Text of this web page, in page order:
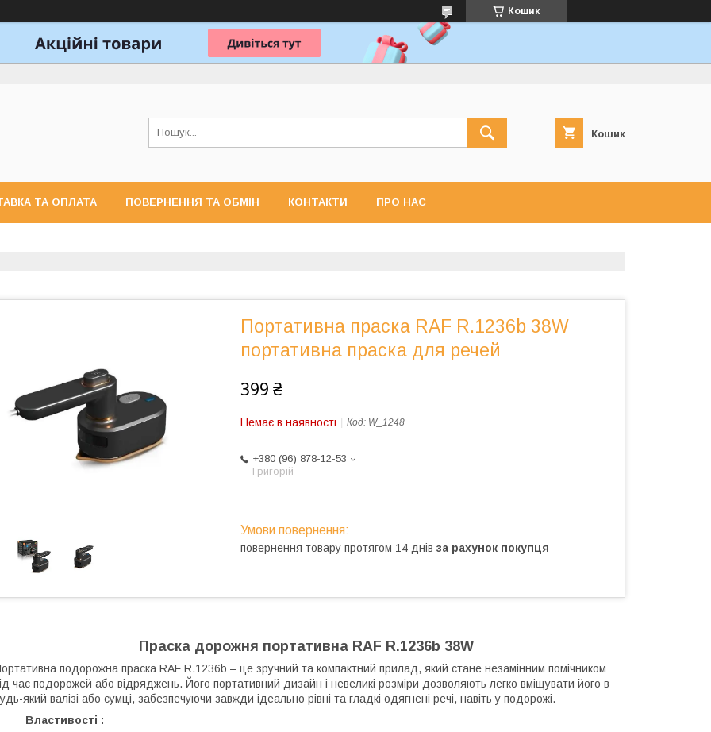
Кошик
Кошик
ТА ОПЛАТА ПОВЕРНЕННЯ ТА ОБМІН КОНТАКТИ ПРО НАС
Портативна праска RAF R.1236b 38W
портативна праска для речей
399 ₴
Немає в наявності Код: W_1248
+380 (96) 878-12-53
Григорій
повернення товару протягом 14 днів за рахунок покупця
Праска дорожня портативна RAF R.1236b 38W
подорожна праска RAF R.1236b – це зручний та компактний прилад, який стане незамінним помічником
час подорожей або відряджень. Його портативний дизайн і невеликі розміри дозволяють легко вміщувати його в
який валізі або сумці, забезпечуючи завжди ідеально рівні та гладкі одягнені речі, навіть у подорожі.
Властивості :